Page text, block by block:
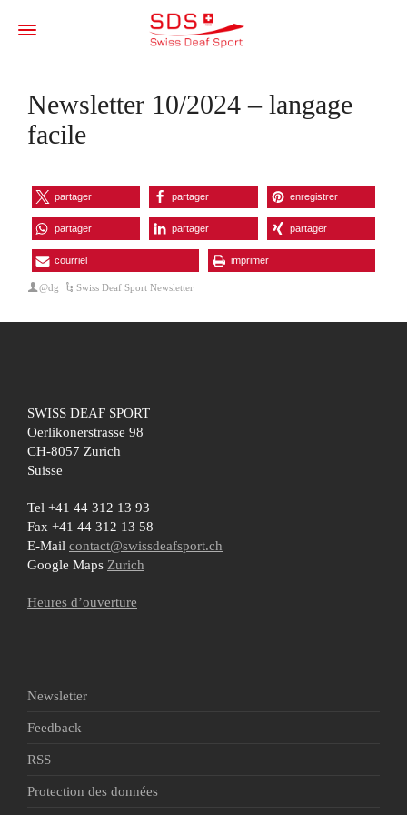
Newsletter 10/2024 – langage
facile
partager partager enregistrer
partager partager partager
courriel imprimer
@dg Swiss Deaf Sport Newsletter
SWISS DEAF SPORT
Oerlikonerstrasse 98
CH-8057 Zurich
Suisse
Tel +41 44 312 13 93
Fax +41 44 312 13 58
E-Mail contact@swissdeafsport.ch
Google Maps Zurich
Heures d’ouverture
Newsletter
Feedback
RSS
Protection des données